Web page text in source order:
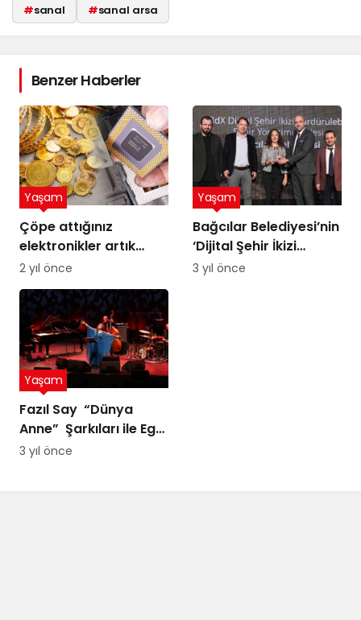
#sanal #sanal arsa
Benzer Haberler
Çöpe attığınız
elektronikler artık
altına dönüşebilir!
suyuyla
Yaşam
2 yıl önce
Bağcılar Belediyesi’nin
‘Dijital Şehir İkizi
Sürdürülebilir Şehir
Yaşam
3 yıl önce
Fazıl Say “Dünya
Anne” Şarkıları ile Ege
Turnesi’nde
Yaşam
3 yıl önce